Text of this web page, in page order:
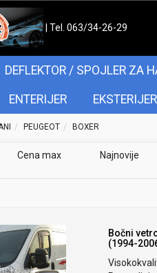
| Tel. 063/34-26-29
DEFLEKTOR / SPOJLER ZA
ENTERIJER
PEUGEOT BOXER
Cena max Najnovije
Bočni
(1994-